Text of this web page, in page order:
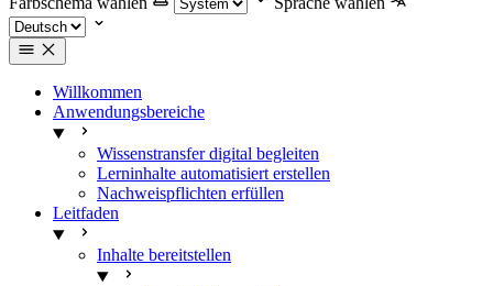
Willkommen
Anwendungsbereiche
Wissenstransfer digital begleiten
Lerninhalte automatisiert erstellen
Nachweispflichten erfüllen
Leitfaden
Inhalte bereitstellen